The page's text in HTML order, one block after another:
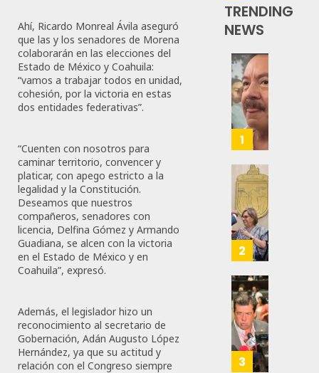
Ahí, Ricardo Monreal Ávila aseguró
que las y los senadores de Morena
colaborarán en las elecciones del
Estado de México y Coahuila:
“vamos a trabajar todos en unidad,
cohesión, por la victoria en estas
dos entidades federativas”.
“Cuenten con nosotros para
caminar territorio, convencer y
platicar, con apego estricto a la
legalidad y la Constitución.
Deseamos que nuestros
compañeros, senadores con
licencia, Delfina Gómez y Armando
Guadiana, se alcen con la victoria
en el Estado de México y en
Coahuila”, expresó.
Además, el legislador hizo un
reconocimiento al secretario de
Gobernación, Adán Augusto López
Hernández, ya que su actitud y
relación con el Congreso siempre
TRENDING
NEWS
1
2
3